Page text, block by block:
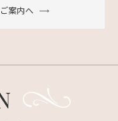
案内へ